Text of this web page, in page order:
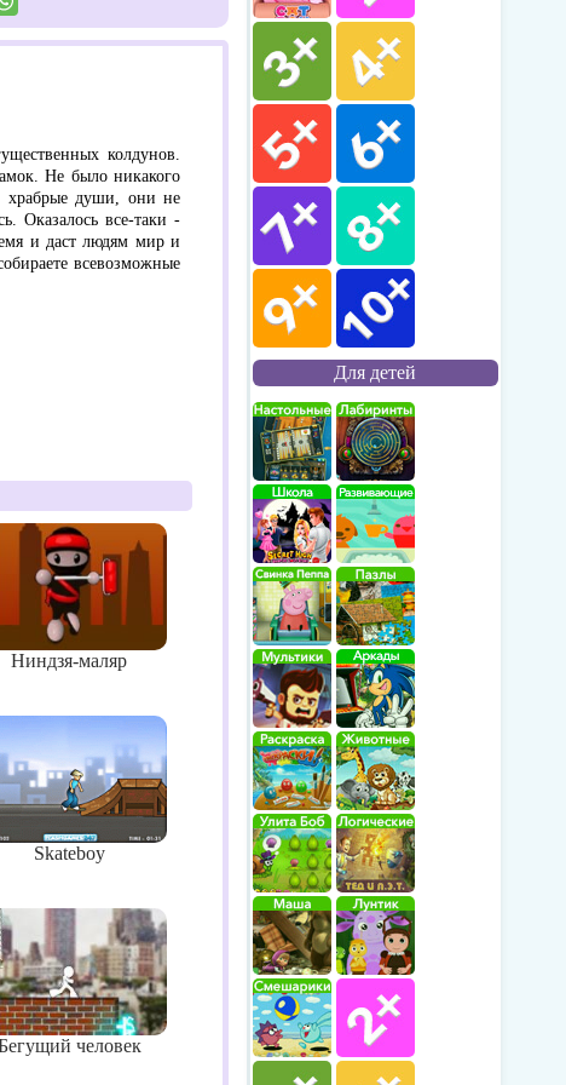
колдунов.
Не было никакого
храбрые души, они не
Оказалось все-таки -
и даст людям мир и
всевозможные
Ниндзя-маляр
Skateboy
человек
Для детей